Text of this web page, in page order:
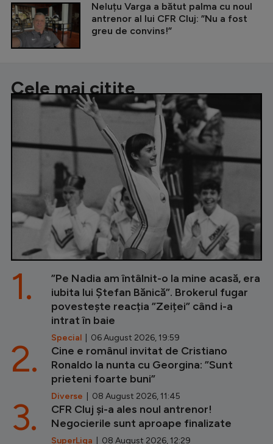
Neluțu Varga a bătut palma cu noul
antrenor al lui CFR Cluj: ”Nu a fost
greu de convins!”
Cele mai citite
”Pe Nadia am întâlnit-o la mine acasă, era
iubita lui Ștefan Bănică”. Brokerul fugar
povestește reacția ”Zeiței” când i-a
intrat în baie
Special | 06 August 2026, 19:59
1.
Cine e românul invitat de Cristiano
Ronaldo la nunta cu Georgina: ”Sunt
prieteni foarte buni”
Diverse | 08 August 2026, 11:45
2.
CFR Cluj și-a ales noul antrenor!
Negocierile sunt aproape finalizate
SuperLiga | 08 August 2026, 12:29
3.